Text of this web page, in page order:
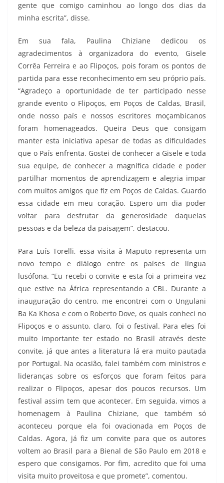
gente que comigo caminhou ao longo dos dias da
minha escrita”, disse.
Em sua fala, Paulina Chiziane dedicou os
agradecimentos à organizadora do evento, Gisele
Corrêa Ferreira e ao Flipoços, pois foram os pontos de
partida para esse reconhecimento em seu próprio país.
“Agradeço a oportunidade de ter participado nesse
grande evento o Flipoços, em Poços de Caldas, Brasil,
onde nosso país e nossos escritores moçambicanos
foram homenageados. Queira Deus que consigam
manter esta iniciativa apesar de todas as dificuldades
que o País enfrenta. Gostei de conhecer a Gisele e toda
sua equipe, de conhecer a magnífica cidade e poder
partilhar momentos de aprendizagem e alegria impar
com muitos amigos que fiz em Poços de Caldas. Guardo
essa cidade em meu coração. Espero um dia poder
voltar para desfrutar da generosidade daquelas
pessoas e da beleza da paisagem”, destacou.
Para Luís Torelli, essa visita à Maputo representa um
novo tempo e diálogo entre os países de língua
lusófona. “Eu recebi o convite e esta foi a primeira vez
que estive na África representando a CBL. Durante a
inauguração do centro, me encontrei com o Ungulani
Ba Ka Khosa e com o Roberto Dove, os quais conheci no
Flipoços e o assunto, claro, foi o festival. Para eles foi
muito importante ter estado no Brasil através deste
convite, já que antes a literatura lá era muito pautada
por Portugal. Na ocasião, falei também com ministros e
lideranças sobre os esforços que foram feitos para
realizar o Flipoços, apesar dos poucos recursos. Um
festival assim tem que acontecer. Em seguida, vimos a
homenagem à Paulina Chiziane, que também só
aconteceu porque ela foi ovacionada em Poços de
Caldas. Agora, já fiz um convite para que os autores
voltem ao Brasil para a Bienal de São Paulo em 2018 e
espero que consigamos. Por fim, acredito que foi uma
visita muito proveitosa e que promete”, comentou.